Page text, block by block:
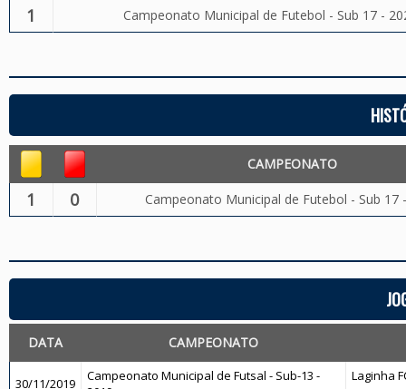
1 Campeonato Municipal de Futebol - Sub 17 -
CAMPEONATO
1 0 Campeonato Municipal de Futebol - Sub 17
DATA CAMPEONATO
30/11/2019
Campeonato Municipal de Futsal - Sub-13 -
Laginha